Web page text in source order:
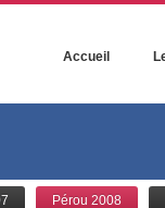
Accueil
Pérou 2008